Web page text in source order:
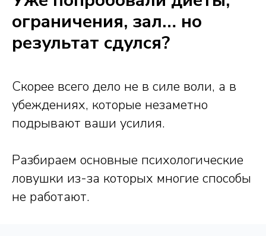
ограничения, зал… но
результат сдулся?
Скорее всего дело не в силе воли, а в
убеждениях, которые незаметно
подрывают ваши усилия.
Разбираем основные психологические
ловушки из-за которых многие способы
не работают.